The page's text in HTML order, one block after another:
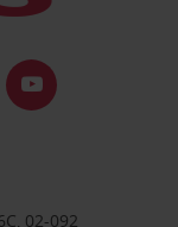
02-092